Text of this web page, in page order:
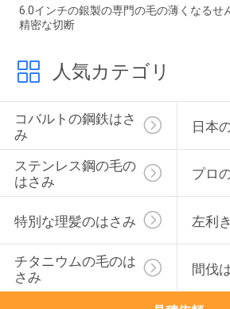
6.0インチの銀製の専門の毛の薄くなるせ
精密な切断
人気カテゴリ
コバルトの鋼鉄はさ
み
日本
ステンレス鋼の毛の
はさみ
プロ
特別な理髪のはさみ 左利
チタニウムの毛のは
さみ
間伐